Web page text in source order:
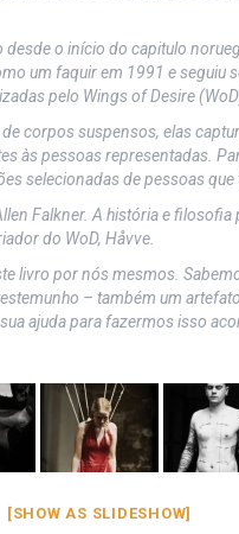
o início do capitulo
um faquir em 1991 e seguiu
pelo Wings of Desire
corpos suspensos, elas
às pessoas representadas.
selecionadas de pessoas
Falkner. A história e
do WoD, Håvve.
livro por nós mesmos.
– também um
ajuda para fazermos isso
[SHOW AS SLIDESHOW]